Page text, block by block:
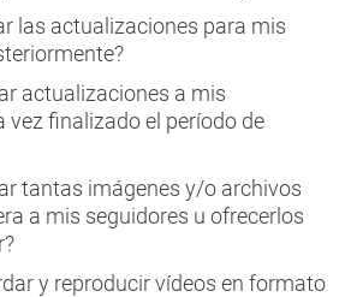
las actualizaciones para mis
actualizaciones a mis
vez finalizado el período de
tantas imágenes y/o archivos
a mis seguidores u ofrecerlos
y reproducir vídeos en formato